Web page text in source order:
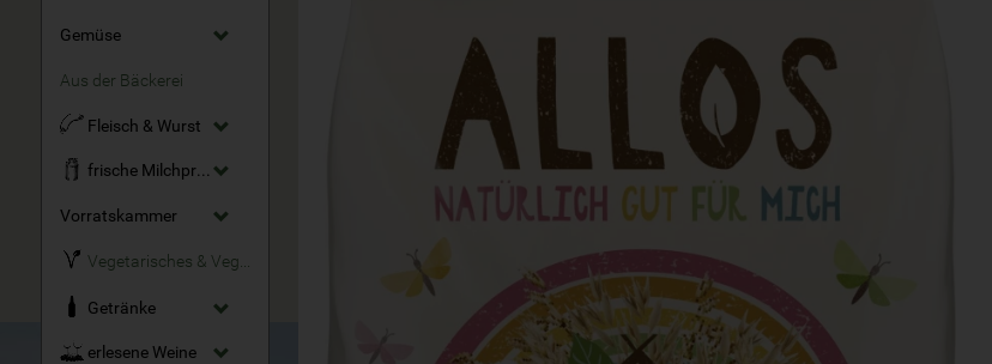
Gemüse
Aus der Bäckerei
Fleisch & Wurst
frische Milchprodukte
Vorratskammer
Getränke
erlesene Weine